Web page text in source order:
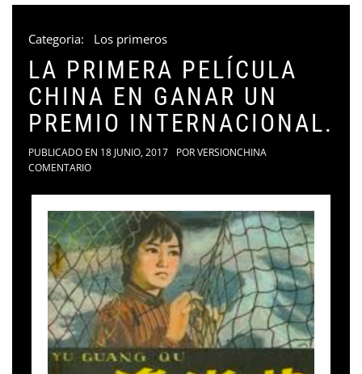
Categoria: Los primeros
LA PRIMERA PELÍCULA
CHINA EN GANAR UN
PREMIO INTERNACIONAL.
PUBLICADO EN 18 JUNIO, 2017 PORVERSIONCHINA
COMENTARIO